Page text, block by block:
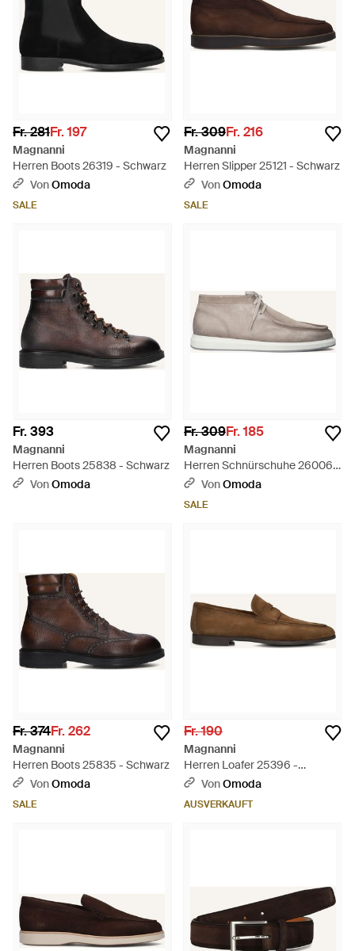
Fr. 281Fr. 197
Magnanni
Herren Boots 26319 - Schwarz
VonOmoda
SALE
Fr. 309Fr. 216
Magnanni
Herren Slipper 25121 - Schwarz
VonOmoda
SALE
Fr. 393
Magnanni
Herren Boots 25838 - Schwarz
VonOmoda
Fr. 309Fr. 185
Magnanni
Herren Schnürschuhe 26006 -
Schwarz
VonOmoda
SALE
Fr. 374Fr. 262
Magnanni
Herren Boots 25835 - Schwarz
VonOmoda
SALE
Fr. 190
Magnanni
Herren Loafer 25396 -
Schwarz
VonOmoda
AUSVERKAUFT